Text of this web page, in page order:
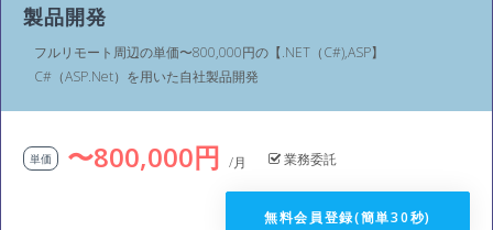
製品開発
フルリモート周辺の単価〜800,000円の【.NET（C#),ASP】
C#（ASP.Net）を用いた自社製品開発
単価 〜800,000円 /月 業務委託
無料会員登録(簡単30秒)